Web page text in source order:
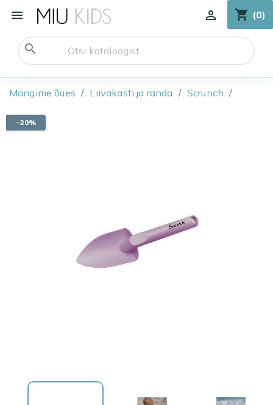
 shopping_cart (0)

search
Mängime õues Liivakasti ja randa Scrunch
−20%